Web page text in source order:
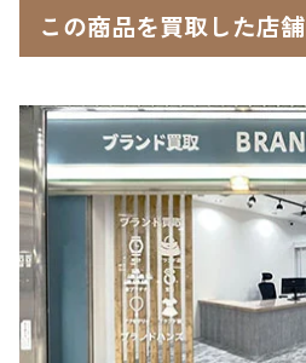
この商品を買取した店舗